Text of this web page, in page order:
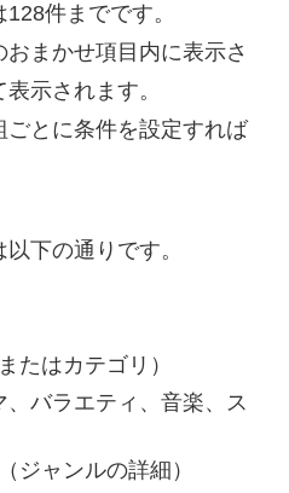
件までです。
まかせ項目内に表示さ
示されます。
ごとに条件を設定すれば
下の通りです。
たはカテゴリ）
、バラエティ、音楽、ス
ジャンルの詳細）